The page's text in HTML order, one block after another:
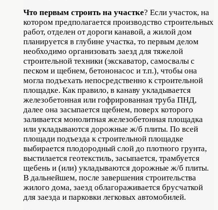
Что первым строить на участке? Если участок, на
котором предполагается производство строительных
работ, отделен от дороги канавой, а жилой дом
планируется в глубине участка, то первым делом
необходимо организовать заезд для тяжелой
строительной техники (экскаватор, самосвалы с
песком и щебнем, бетононасос и т.п.), чтобы она
могла подъехать непосредственно к строительной
площадке. Как правило, в канаву укладывается
железобетонная или гофрированная труба ПНД,
далее она засыпается щебнем, поверх которого
заливается монолитная железобетонная площадка
или укладываются дорожные ж/б плиты. По всей
площади подъезда к строительной площадке
выбирается плодородный слой до плотного грунта,
выстилается геотекстиль, засыпается, трамбуется
щебень и (или) укладываются дорожные ж/б плиты.
В дальнейшем, после завершения строительства
жилого дома, заезд облагораживается брусчаткой
для заезда и парковки легковых автомобилей.